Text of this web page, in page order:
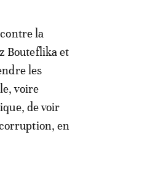
la
Bouteflika et
les
voire
de voir
en